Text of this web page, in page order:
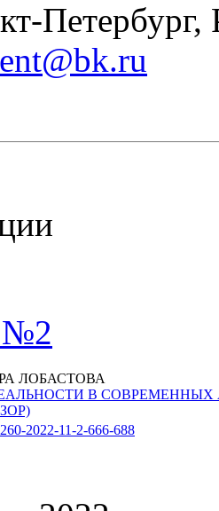
Петербург,
ЛОБАСТОВА
В
2022-11-2-666-688